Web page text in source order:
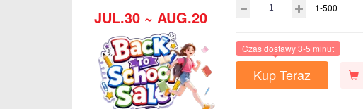
JUL.30 ~ AUG.20 1-500
Czas dostawy 3-5 minut
Kup Teraz